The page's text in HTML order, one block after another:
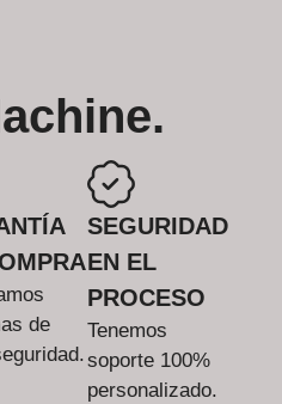
de
SEGURIDAD
EN EL
PROCESO
Tenemos
soporte 100%
personalizado.